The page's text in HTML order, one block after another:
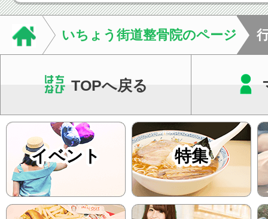
結！数多くの団体が
店街を舞台に最高の
いちょう街道整骨院のページ
TOPへ戻る
イベント 特集